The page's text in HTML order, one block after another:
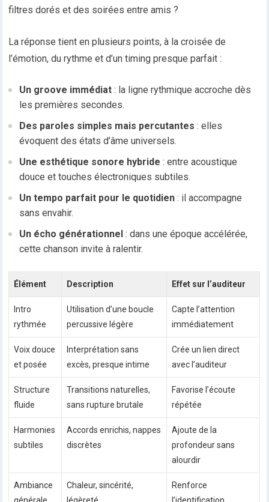
filtres dorés et des soirées entre amis ?
La réponse tient en plusieurs points, à la croisée de
l’émotion, du rythme et d’un timing presque parfait :
Un groove immédiat : la ligne rythmique accroche dès
les premières secondes.
Des paroles simples mais percutantes : elles
évoquent des états d’âme universels.
Une esthétique sonore hybride : entre acoustique
douce et touches électroniques subtiles.
Un tempo parfait pour le quotidien : il accompagne
sans envahir.
Un écho générationnel : dans une époque accélérée,
cette chanson invite à ralentir.
Élément Description Effet sur l’auditeur
Intro
rythmée
Utilisation d’une boucle
percussive légère
Capte l’attention
immédiatement
Voix douce
et posée
Interprétation sans
excès, presque intime
Crée un lien direct
avec l’auditeur
Structure
fluide
Transitions naturelles,
sans rupture brutale
Favorise l’écoute
répétée
Harmonies
subtiles
Accords enrichis, nappes
discrètes
Ajoute de la
profondeur sans
alourdir
Ambiance
Chaleur, sincérité,
Renforce